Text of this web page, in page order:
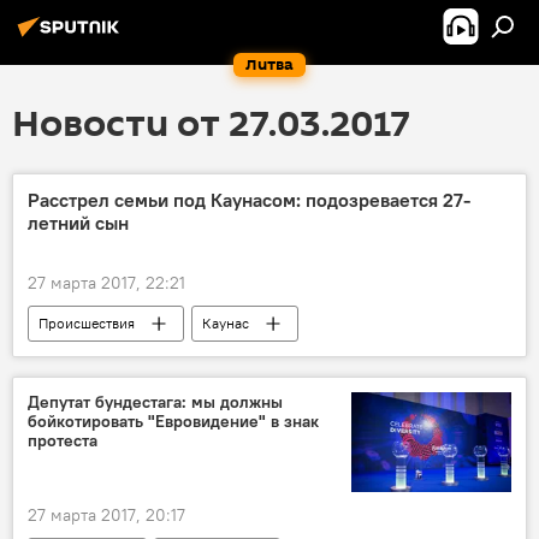
Литва
Новости от 27.03.2017
Расстрел семьи под Каунасом: подозревается 27-
летний сын
27 марта 2017, 22:21
Происшествия
Каунас
полиция Литвы
убийство
Депутат бундестага: мы должны
бойкотировать "Евровидение" в знак
протеста
27 марта 2017, 20:17